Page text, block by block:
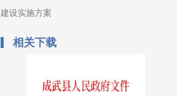
建设实施方案
相关下载